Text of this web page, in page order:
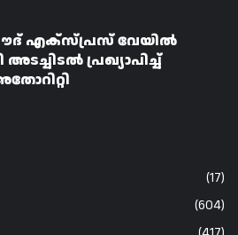
എക്‌സ്പ്രസ് വേയിൽ
പ്രഖ്യാപിച്ച്
(17)
(604)